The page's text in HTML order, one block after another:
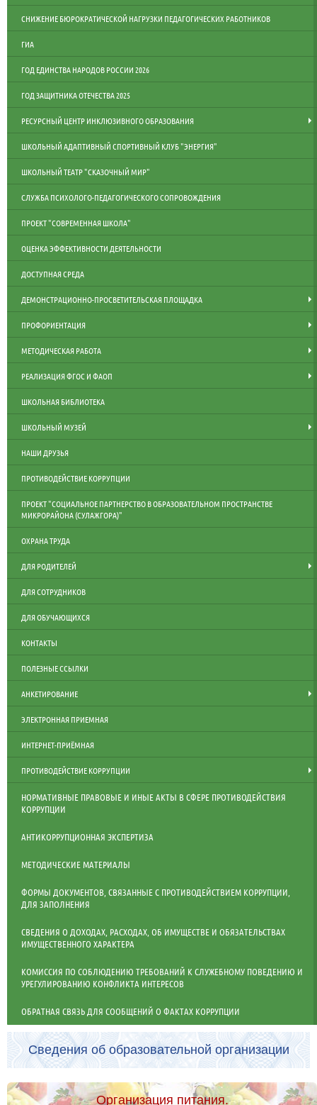
СНИЖЕНИЕ БЮРОКРАТИЧЕСКОЙ НАГРУЗКИ ПЕДАГОГИЧЕСКИХ РАБОТНИКОВ
ГИА
ГОД ЕДИНСТВА НАРОДОВ РОССИИ 2026
ГОД ЗАЩИТНИКА ОТЕЧЕСТВА 2025
РЕСУРСНЫЙ ЦЕНТР ИНКЛЮЗИВНОГО ОБРАЗОВАНИЯ
ШКОЛЬНЫЙ АДАПТИВНЫЙ СПОРТИВНЫЙ КЛУБ "ЭНЕРГИЯ"
ШКОЛЬНЫЙ ТЕАТР "СКАЗОЧНЫЙ МИР"
СЛУЖБА ПСИХОЛОГО-ПЕДАГОГИЧЕСКОГО СОПРОВОЖДЕНИЯ
ПРОЕКТ "СОВРЕМЕННАЯ ШКОЛА"
ОЦЕНКА ЭФФЕКТИВНОСТИ ДЕЯТЕЛЬНОСТИ
ДОСТУПНАЯ СРЕДА
ДЕМОНСТРАЦИОННО-ПРОСВЕТИТЕЛЬСКАЯ ПЛОЩАДКА
ПРОФОРИЕНТАЦИЯ
МЕТОДИЧЕСКАЯ РАБОТА
РЕАЛИЗАЦИЯ ФГОС И ФАОП
ШКОЛЬНАЯ БИБЛИОТЕКА
ШКОЛЬНЫЙ МУЗЕЙ
НАШИ ДРУЗЬЯ
ПРОТИВОДЕЙСТВИЕ КОРРУПЦИИ
ПРОЕКТ "СОЦИАЛЬНОЕ ПАРТНЕРСТВО В ОБРАЗОВАТЕЛЬНОМ ПРОСТРАНСТВЕ
МИКРОРАЙОНА (СУЛАЖГОРА)"
ОХРАНА ТРУДА
ДЛЯ РОДИТЕЛЕЙ
ДЛЯ СОТРУДНИКОВ
ДЛЯ ОБУЧАЮЩИХСЯ
КОНТАКТЫ
ПОЛЕЗНЫЕ ССЫЛКИ
АНКЕТИРОВАНИЕ
ЭЛЕКТРОННАЯ ПРИЕМНАЯ
ИНТЕРНЕТ-ПРИЁМНАЯ
ПРОТИВОДЕЙСТВИЕ КОРРУПЦИИ
НОРМАТИВНЫЕ ПРАВОВЫЕ И ИНЫЕ АКТЫ В СФЕРЕ ПРОТИВОДЕЙСТВИЯ
КОРРУПЦИИ
АНТИКОРРУПЦИОННАЯ ЭКСПЕРТИЗА
МЕТОДИЧЕСКИЕ МАТЕРИАЛЫ
ФОРМЫ ДОКУМЕНТОВ, СВЯЗАННЫЕ С ПРОТИВОДЕЙСТВИЕМ КОРРУПЦИИ,
ДЛЯ ЗАПОЛНЕНИЯ
СВЕДЕНИЯ О ДОХОДАХ, РАСХОДАХ, ОБ ИМУЩЕСТВЕ И ОБЯЗАТЕЛЬСТВАХ
ИМУЩЕСТВЕННОГО ХАРАКТЕРА
КОМИССИЯ ПО СОБЛЮДЕНИЮ ТРЕБОВАНИЙ К СЛУЖЕБНОМУ ПОВЕДЕНИЮ И
УРЕГУЛИРОВАНИЮ КОНФЛИКТА ИНТЕРЕСОВ
ОБРАТНАЯ СВЯЗЬ ДЛЯ СООБЩЕНИЙ О ФАКТАХ КОРРУПЦИИ
Сведения об образовательной организации
Организация питания.